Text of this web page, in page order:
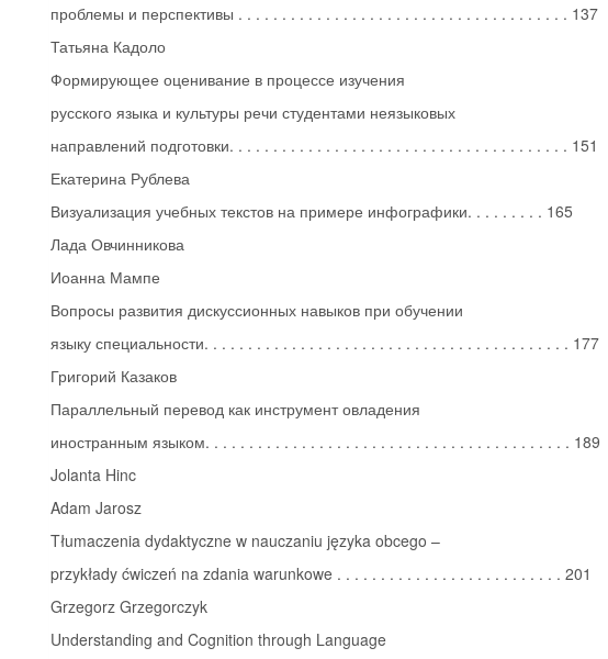
проблемы и перспективы . . . . . . . . . . . . . . . . . . . . . . . . . . . . . . . . . . . . . . 137
Татьяна Кадоло
Формирующее оценивание в процессе изучения
русского языка и культуры речи студентами неязыковых
направлений подготовки. . . . . . . . . . . . . . . . . . . . . . . . . . . . . . . . . . . . . . . 151
Екатерина Рублева
Визуализация учебных текстов на примере инфографики. . . . . . . . . 165
Лада Овчинникова
Иоанна Мампе
Вопросы развития дискуссионных навыков при обучении
языку специальности. . . . . . . . . . . . . . . . . . . . . . . . . . . . . . . . . . . . . . . . . . 177
Григорий Казаков
Параллельный перевод как инструмент овладения
иностранным языком. . . . . . . . . . . . . . . . . . . . . . . . . . . . . . . . . . . . . . . . . . 189
Jolanta Hinc
Adam Jarosz
Tłumaczenia dydaktyczne w nauczaniu języka obcego –
przykłady ćwiczeń na zdania warunkowe . . . . . . . . . . . . . . . . . . . . . . . . . . 201
Grzegorz Grzegorczyk
Understanding and Cognition through Language